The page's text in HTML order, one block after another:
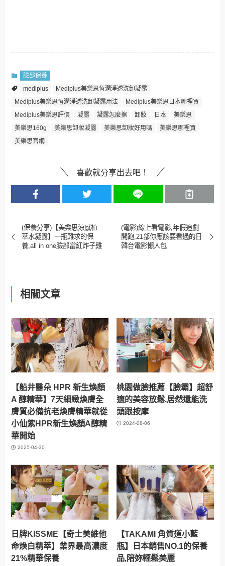
臉部保養
mediplus
Mediplus美樂思恆潤淨透洗卸凝露
Mediplus美樂思恆潤淨透洗卸凝露用法
Mediplus美樂思日本哪裡買
Mediplus美樂思評價
凝露 凝露怎麼擦 卸妝 日本
美樂思
美樂思160g
美樂思卸妝凝露 美樂思卸妝好用嗎
美樂思哪裡買
美樂思官網
喜歡就分享出去吧！
(保養分享)【美樂思涼感植
萃水凝露】一瓶難求的保
養,all in one臉部當紅炸子雞
(電影)線上看電影,年假追劇
開跑,21部你應該要看過的日
韓台電影懶人包
相關文章
【船井醫朵 HPR 新生煥顏
A 醇精華】7天細緻煥膚全
膚質必備抗老煥膚精華就從
小仙紫HPR新生煥顏A醇精
華開始
2025-04-30
桃園做臉推薦【臉霸】超舒
適的美容放鬆,居然還能洗
頭跟按摩
2024-08-06
日牌KISSME【奇士美維他
命煥白精萃】業界最高濃度
21%精華保養
【TAKAMI 角質道小藍
瓶】日本銷售NO.1的保養
品,陪妳輕鬆美麗